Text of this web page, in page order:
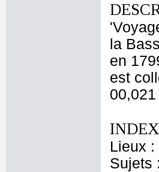
la
en
est
Lieux
Sujets